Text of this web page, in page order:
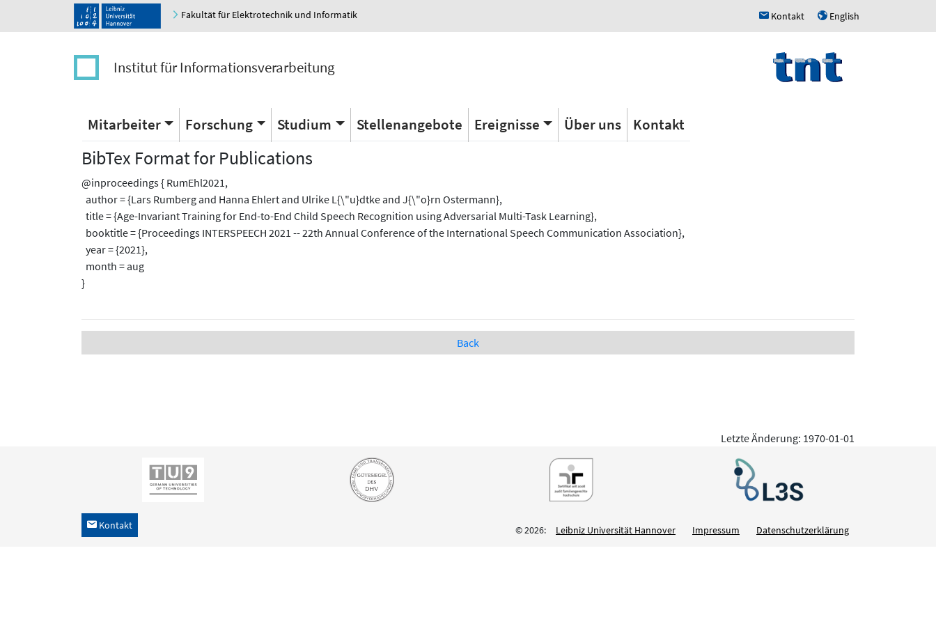
Fakultät für Elektrotechnik und Informatik h Kontakt u English
Institut für Informationsverarbeitung
Mitarbeiter Forschung Studium Stellenangebote Ereignisse Über uns Kontakt
BibTex Format for Publications
@inproceedings { RumEhl2021,
author = {Lars Rumberg and Hanna Ehlert and Ulrike L{\"u}dtke and J{\"o}rn Ostermann},
title = {Age-Invariant Training for End-to-End Child Speech Recognition using Adversarial Multi-Task Learning},
booktitle = {Proceedings INTERSPEECH 2021 -- 22th Annual Conference of the International Speech Communication Association},
year = {2021},
month = aug
}
Back
Letzte Änderung: 1970-01-01
h Kontakt © 2026: Leibniz Universität Hannover Impressum Datenschutzerklärung